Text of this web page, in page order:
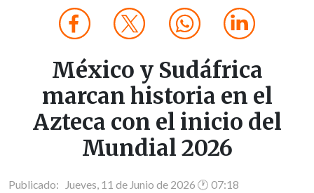
México y Sudáfrica
marcan historia en el
Azteca con el inicio del
Mundial 2026
Publicado: Jueves, 11 de Junio de 2026 🕐 07:18